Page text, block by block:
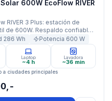
600W EcoFlow RIVER
RIVER 3 Plus: estación de
de 600W. Respaldo confiable
¡Llévala contigo a todas
de Energia Portatil Ecoflow
600W Potencia 286Wh
agotado y se enviará tan
a estar disponible. ·
286 Wh Potencia 600 W
Laptop
~4 h
Lavadora
~36 min
a ciudades principales